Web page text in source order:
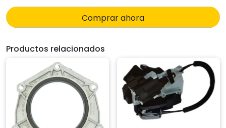
Comprar ahora
Productos relacionados